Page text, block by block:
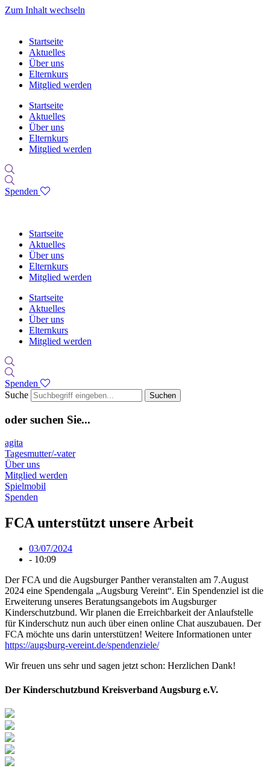
Zum Inhalt wechseln
Startseite
Aktuelles
Über uns
Elternkurs
Mitglied werden
Startseite
Aktuelles
Über uns
Elternkurs
Mitglied werden
Spenden
Startseite
Aktuelles
Über uns
Elternkurs
Mitglied werden
Startseite
Aktuelles
Über uns
Elternkurs
Mitglied werden
Spenden
Suche
Suchen
oder suchen Sie...
agita
Tagesmutter/-vater
Über uns
Mitglied werden
Spielmobil
Spenden
FCA unterstützt unsere Arbeit
03/07/2024
- 10:09
Der FCA und die Augsburger Panther veranstalten am 7.August
2024 eine Spendengala „Augsburg Vereint“. Ein Spendenziel ist die
Erweiterung unseres Beratungsangebots im Augsburger
Kinderschutzbund. Wir planen die Erreichbarkeit der Anlaufstelle
für Kinderschutz nun auch über einen online Chat auszubauen. Der
FCA möchte uns darin unterstützen! Weitere Informationen unter
https://augsburg-vereint.de/spendenziele/
Wir freuen uns sehr und sagen jetzt schon: Herzlichen Dank!
Der Kinderschutzbund Kreisverband Augsburg e.V.